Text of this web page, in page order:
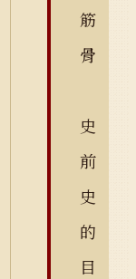
筋
骨
史
前
史
的
目